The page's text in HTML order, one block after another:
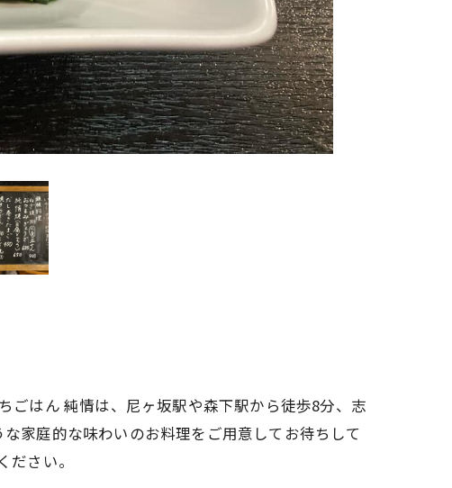
ごはん 純情は、尼ヶ坂駅や森下駅から徒歩8分、志
家庭的な味わいのお料理をご用意してお待ちして
さい。